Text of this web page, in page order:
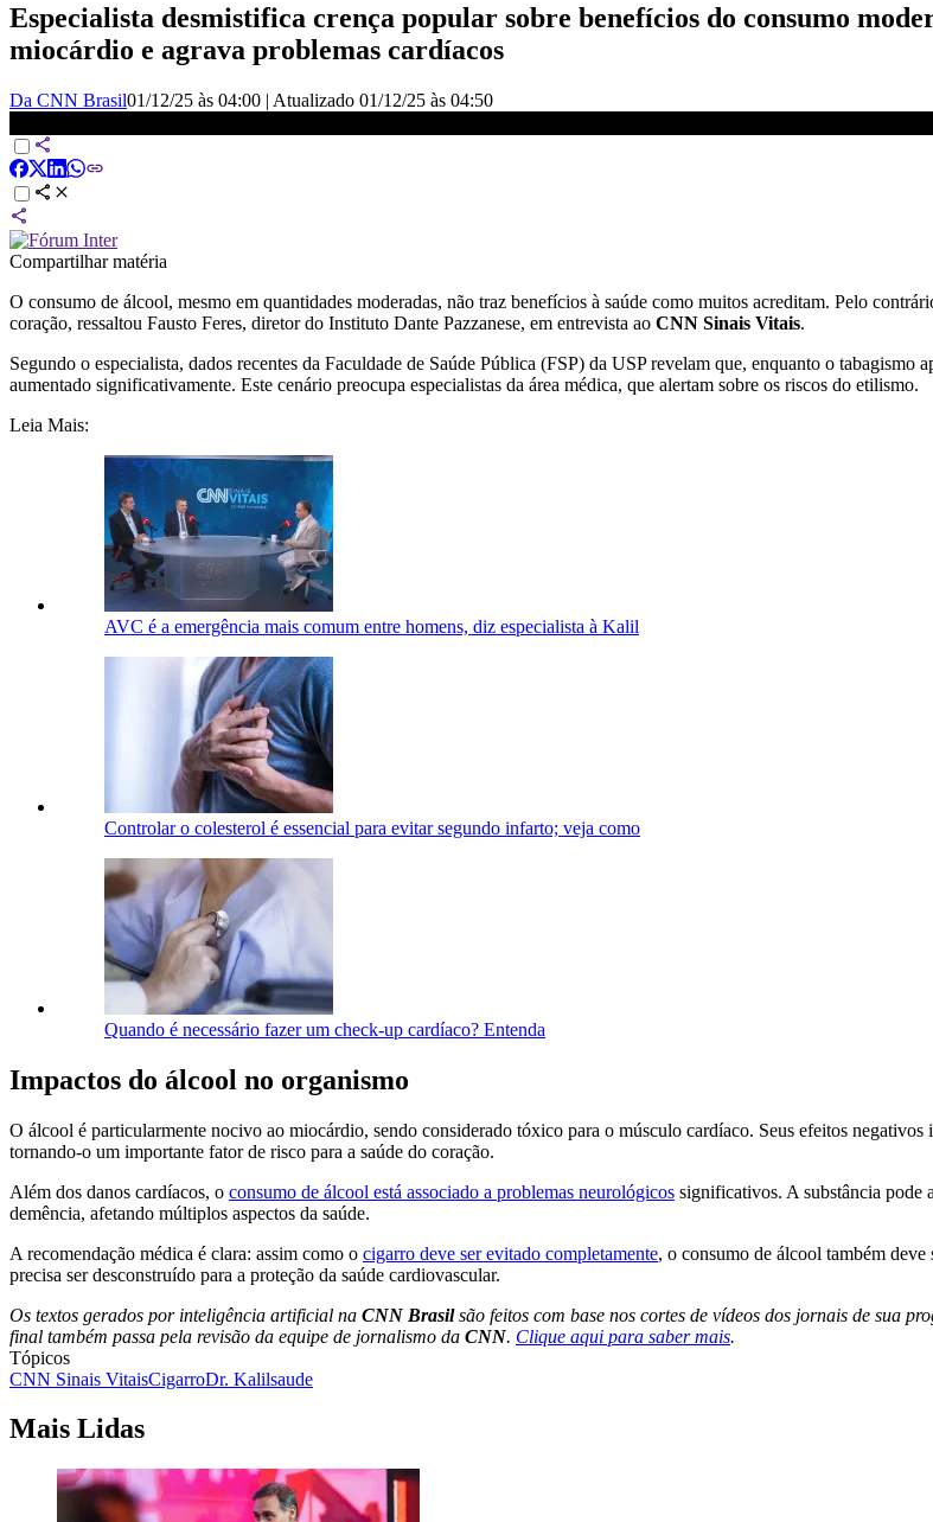
Especialista desmistifica crença popular sobre benefícios do consumo
miocárdio e agrava problemas cardíacos
Da CNN Brasil01/12/25 às 04:00 | Atualizado 01/12/25 às 04:50
Compartilhar matéria
O consumo de álcool, mesmo em quantidades moderadas, não traz benefícios à saúde como muitos acreditam. Pelo
coração, ressaltou Fausto Feres, diretor do Instituto Dante Pazzanese, em entrevista ao CNN Sinais Vitais.
Segundo o especialista, dados recentes da Faculdade de Saúde Pública (FSP) da USP revelam que, enquanto o
aumentado significativamente. Este cenário preocupa especialistas da área médica, que alertam sobre os riscos do etilismo.
Leia Mais:
AVC é a emergência mais comum entre homens, diz especialista à Kalil
Controlar o colesterol é essencial para evitar segundo infarto; veja como
Quando é necessário fazer um check-up cardíaco? Entenda
Impactos do álcool no organismo
O álcool é particularmente nocivo ao miocárdio, sendo considerado tóxico para o músculo cardíaco. Seus efeitos negativos
tornando-o um importante fator de risco para a saúde do coração.
Além dos danos cardíacos, o consumo de álcool está associado a problemas neurológicos significativos. A substância pode
demência, afetando múltiplos aspectos da saúde.
A recomendação médica é clara: assim como o cigarro deve ser evitado completamente, o consumo de álcool também
precisa ser desconstruído para a proteção da saúde cardiovascular.
Os textos gerados por inteligência artificial na CNN Brasilsão feitos com base nos cortes de vídeos dos jornais de sua
final também passa pela revisão da equipe de jornalismo da CNN. Clique aqui para saber mais.
Tópicos
CNN Sinais VitaisCigarroDr. Kalilsaude
Mais Lidas